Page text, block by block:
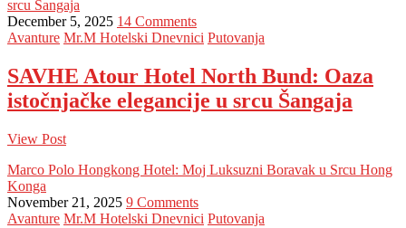
srcu Šangaja
December 5, 2025 14 Comments
Avanture Mr.M Hotelski Dnevnici Putovanja
SAVHE Atour Hotel North Bund: Oaza
istočnjačke elegancije u srcu Šangaja
View Post
Marco Polo Hongkong Hotel: Moj Luksuzni Boravak u Srcu Hong
Konga
November 21, 2025 9 Comments
Avanture Mr.M Hotelski Dnevnici Putovanja